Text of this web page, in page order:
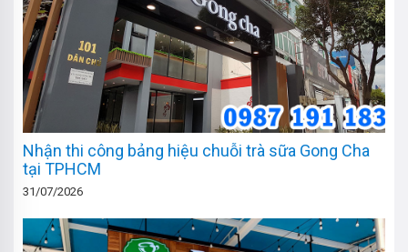
Nhận thi công bảng hiệu chuỗi trà sữa Gong Cha
tại TPHCM
31/07/2026